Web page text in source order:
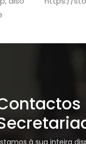
à sua inteira